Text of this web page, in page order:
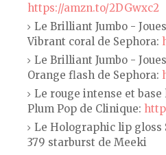
https://amzn.to/2DGwxc2
Le Brilliant Jumbo -
Vibrant coral de Sephora:
Le Brilliant Jumbo -
Orange flash de Sephora:
Le rouge intense et base
Plum Pop de Clinique:
Le Holographic lip gloss
379 starburst de Meeki